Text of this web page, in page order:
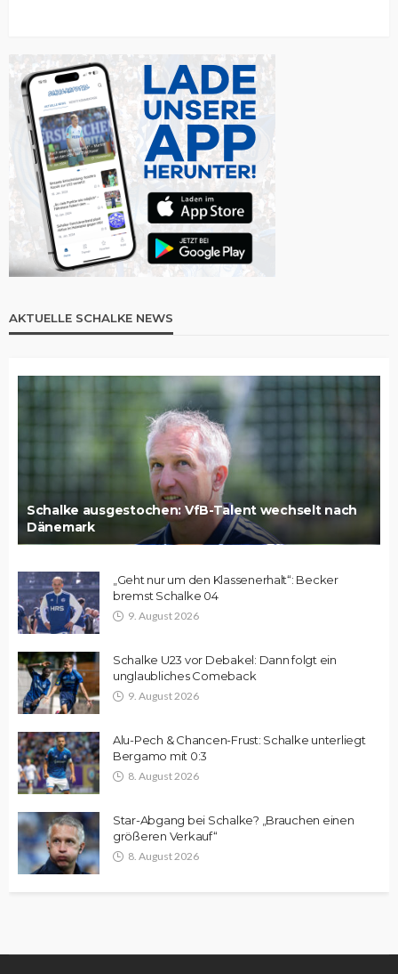
AKTUELLE SCHALKE NEWS
Schalke ausgestochen: VfB-Talent wechselt nach
Dänemark
„Geht nur um den Klassenerhalt“: Becker
bremst Schalke 04
9. August 2026
Schalke U23 vor Debakel: Dann folgt ein
unglaubliches Comeback
9. August 2026
Alu-Pech & Chancen-Frust: Schalke unterliegt
Bergamo mit 0:3
8. August 2026
Star-Abgang bei Schalke? „Brauchen einen
größeren Verkauf“
8. August 2026